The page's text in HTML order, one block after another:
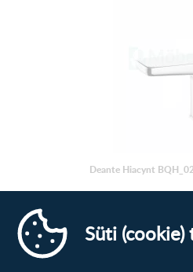
Deante Hiacynt
104 013
Süti